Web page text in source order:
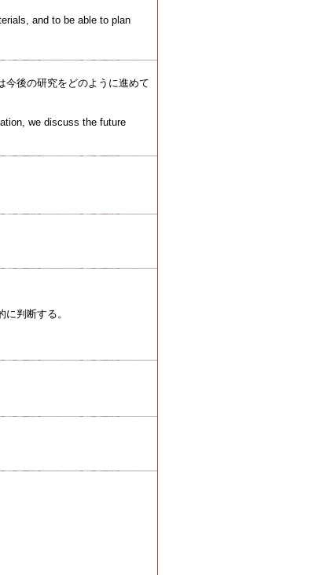
and to be able to plan
今後の研究をどのように進めて
we discuss the future
判断する。